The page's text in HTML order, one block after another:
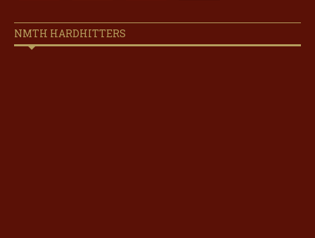
NMTH HARDHITTERS